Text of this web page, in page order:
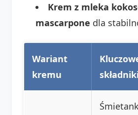
Krem z mleka
mascarpone dla
Wariant
kremu
składniki